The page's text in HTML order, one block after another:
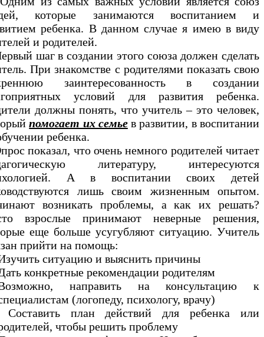
которые занимаются воспитанием и
ребенка. В данном случае я имею в виду
и родителей.
шаг в создании этого союза должен сделать
При знакомстве с родителями показать свою
заинтересованность в создании
условий для развития ребенка.
должны понять, что учитель – это человек,
помогает их семьев развитии, в воспитании
ребенка.
показал, что очень немного родителей читает
литературу, интересуются
А в воспитании своих детей
лишь своим жизненным опытом.
возникать проблемы, а как их решать?
взрослые принимают неверные решения,
еще больше усугубляют ситуацию. Учитель
прийти на помощь:
ситуацию и выяснить причины
конкретные рекомендации родителям
направить на консультацию к
(логопеду, психологу, врачу)
план действий для ребенка или
чтобы решить проблему